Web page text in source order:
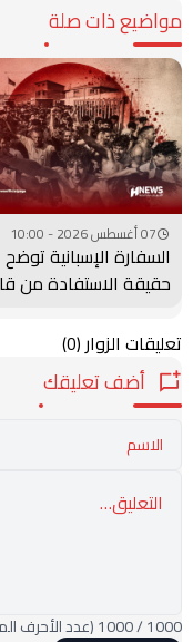
مواضيع ذات صلة
07 أغسطس 2026 - 10:00
السفارة الإسبانية توضح
حقيقة الاستفادة من
ومليلية
تعليقات الزوار (0)
أضف تعليقك
1000
/
1000(عدد الأحرف